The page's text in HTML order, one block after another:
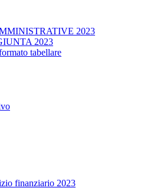
2023
2023
tabellare
finanziario 2023